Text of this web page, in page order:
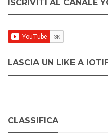
ISCRIVITI AL CANALE
LASCIA UN LIKE A
CLASSIFICA